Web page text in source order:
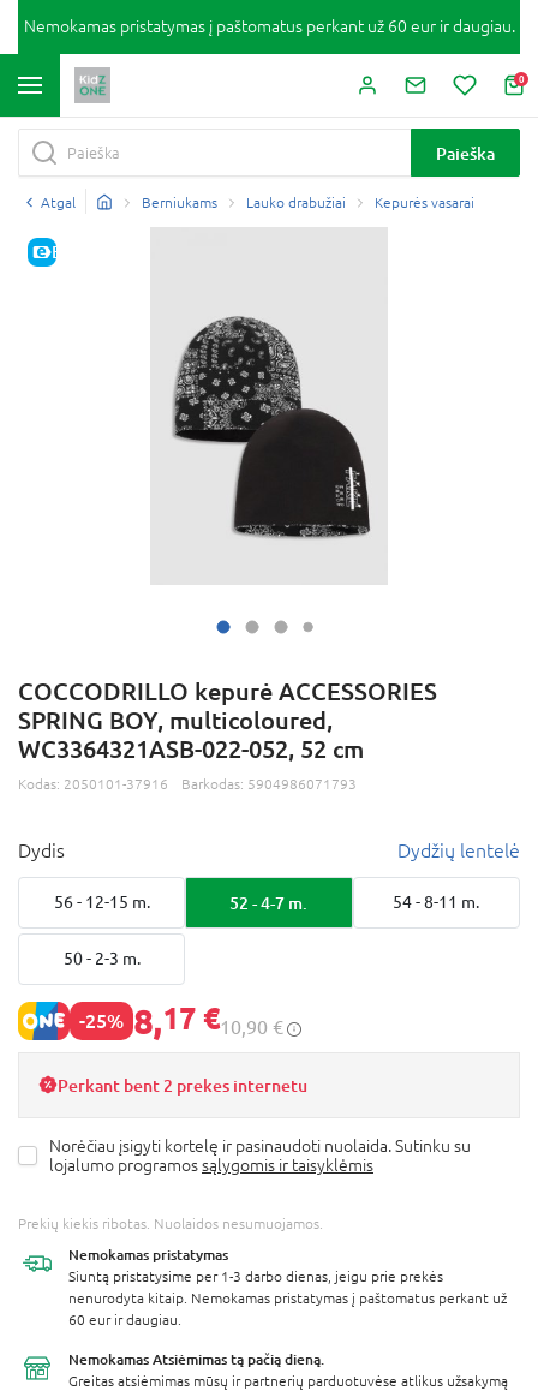
Nemokamas pristatymas į paštomatus perkant už 60 eur ir daugiau.
0
Paieška
Atgal Berniukams Lauko drabužiai Kepurės vasarai
E-KAINA
COCCODRILLO kepurė ACCESSORIES
SPRING BOY, multicoloured,
WC3364321ASB-022-052, 52 cm
Kodas: 2050101-37916 Barkodas: 5904986071793
Dydis Dydžių lentelė
56 - 12-15 m. 52 - 4-7 m. 54 - 8-11 m.
50 - 2-3 m.
-25% 8,17 €10,90 €
Perkant bent 2 prekes internetu
Norėčiau įsigyti kortelę ir pasinaudoti nuolaida. Sutinku su
lojalumo programossąlygomis ir taisyklėmis
Prekių kiekis ribotas. Nuolaidos nesumuojamos.
Nemokamas pristatymas
Siuntą pristatysime per 1-3 darbo dienas, jeigu prie prekės
nenurodyta kitaip. Nemokamas pristatymas į paštomatus perkant už
60 eur ir daugiau.
Nemokamas Atsiėmimas tą pačią dieną.
Greitas atsiėmimas mūsų ir partnerių parduotuvėse atlikus užsakymą